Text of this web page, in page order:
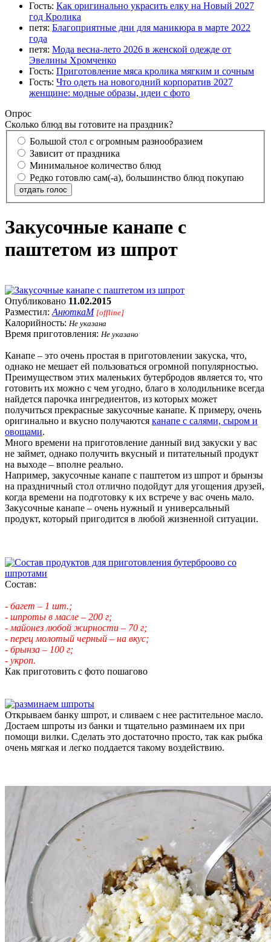
Гость: Как оригинально украсить елку на Новый 2027
год Кролика
петя: Благоприятные дни для маникюра в марте 2022
года
петя: Мода весна-лето 2026 в женской одежде от
Эвелины Хромченко
Гость: Приготовление мяса кролика мягким и сочным
Гость: Что одеть на новогодний корпоратив 2027
женщине: модные образы, идеи с фото
Опрос
Сколько блюд вы готовите на праздник?
Большой стол с огромным разнообразием
Зависит от праздника
Минимальное количество блюд
Редко готовлю сам(-а), большинство блюд покупаю
отдать голос
Закусочные канапе с
паштетом из шпрот
Опубликовано 11.02.2015
Разместил: АнюткаM [offline]
Калорийность: Не указана
Время приготовления: Не указано
Канапе – это очень простая в приготовлении закуска, что,
однако не мешает ей пользоваться огромной популярностью.
Преимуществом этих маленьких бутербродов является то, что
готовить их можно с чем угодно, благо в холодильнике всегда
найдется парочка ингредиентов, из которых может
получиться прекрасные закусочные канапе. К примеру, очень
оригинально и вкусно получаются канапе с салями, сыром и
овощами.
Много времени на приготовление данный вид закуски у вас
не займет, однако получить вкусный и питательный продукт
на выходе – вполне реально.
Например, закусочные канапе с паштетом из шпрот и брынзы
на праздничный стол отлично подойдут для угощения друзей,
когда времени на подготовку к их встрече у вас очень мало.
Закусочные канапе – очень нужный и универсальный
продукт, который пригодится в любой жизненной ситуации.
Состав:
- багет – 1 шт.;
- шпроты в масле – 200 г;
- майонез любой жирности – 70 г;
- перец молотый черный – на вкус;
- брынза – 100 г;
- укроп.
Как приготовить с фото пошагово
Открываем банку шпрот, и сливаем с нее растительное масло.
Достаем шпроты из банки и тщательно разминаем их при
помощи вилки. Сделать это достаточно просто, так как рыбка
очень мягкая и легко поддается такому воздействию.